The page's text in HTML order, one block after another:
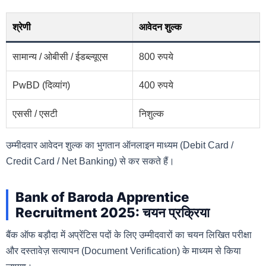
श्रेणी आवेदन शुल्क
सामान्य / ओबीसी / ईडब्ल्यूएस 800 रुपये
PwBD (दिव्यांग) 400 रुपये
एससी / एसटी निशुल्क
उम्मीदवार आवेदन शुल्क का भुगतान ऑनलाइन माध्यम (Debit Card /
Credit Card / Net Banking) से कर सकते हैं।
Bank of Baroda Apprentice
Recruitment 2025: चयन प्रक्रिया
बैंक ऑफ बड़ौदा में अप्रेंटिस पदों के लिए उम्मीदवारों का चयन लिखित परीक्षा
और दस्तावेज़ सत्यापन (Document Verification) के माध्यम से किया